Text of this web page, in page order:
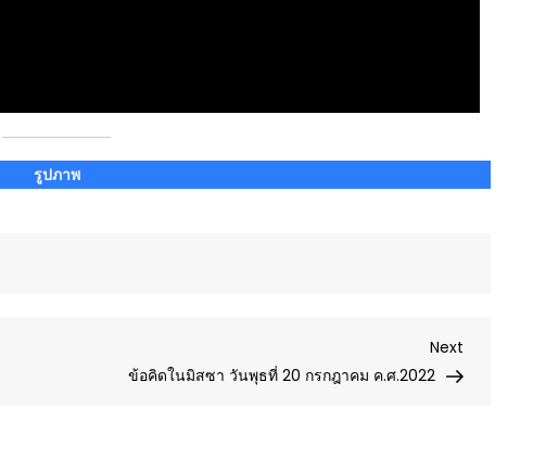
รูปภาพ
Post
Next
ข้อคิดในมิสซา วันพุธที่ 20 กรกฎาคม ค.ศ.2022